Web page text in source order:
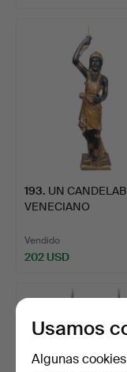
193. UN
VENECIANO
Vendido
202 USD
Usamos
Algunas